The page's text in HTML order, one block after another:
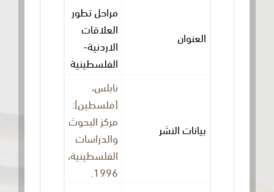
مراحل تطور
العلاقات
الاردنية-
الفلسطينية
بيانات النشر
[فلسطين]:
مركز البحوث
والدراسات
الفلسطينية،